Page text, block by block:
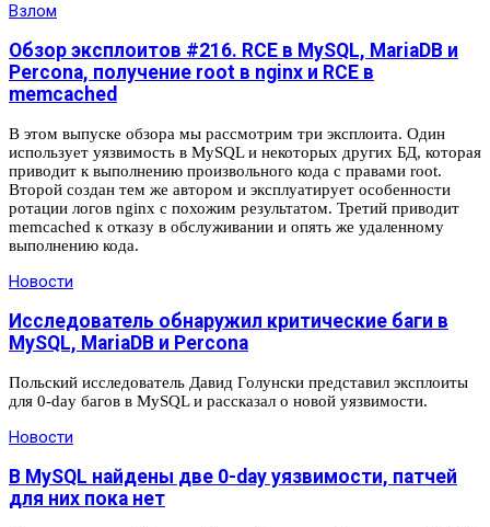
Взлом
Обзор эксплоитов #216. RCE в MySQL, MariaDB и
Percona, получение root в nginx и RCE в
memcached
В этом выпуске обзора мы рассмотрим три эксплоита. Один
использует уязвимость в MySQL и некоторых других БД, которая
приводит к выполнению произвольного кода с правами root.
Второй создан тем же автором и эксплуатирует особенности
ротации логов nginx с похожим результатом. Третий приводит
memcached к отказу в обслуживании и опять же удаленному
выполнению кода.
Новости
Исследователь обнаружил критические баги в
MySQL, MariaDB и Percona
Польский исследователь Давид Голунски представил эксплоиты
для 0-day багов в MySQL и рассказал о новой уязвимости.
Новости
В MySQL найдены две 0-day уязвимости, патчей
для них пока нет